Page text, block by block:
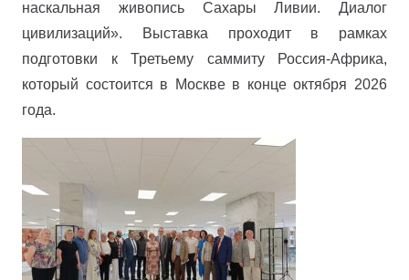
наскальная живопись Сахары Ливии. Диалог
цивилизаций». Выставка проходит в рамках
подготовки к Третьему саммиту Россия-Африка,
который состоится в Москве в конце октября 2026
года.